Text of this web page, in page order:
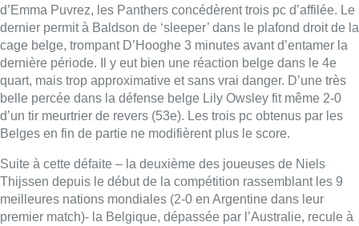
d’Emma Puvrez, les Panthers concédèrent trois pc d’affilée. Le
dernier permit à Baldson de ‘sleeper’ dans le plafond droit de la
cage belge, trompant D’Hooghe 3 minutes avant d’entamer la
dernière période. Il y eut bien une réaction belge dans le 4e
quart, mais trop approximative et sans vrai danger. D’une très
belle percée dans la défense belge Lily Owsley fit même 2-0
d’un tir meurtrier de revers (53e). Les trois pc obtenus par les
Belges en fin de partie ne modifièrent plus le score.
Suite à cette défaite – la deuxième des joueuses de Niels
Thijssen depuis le début de la compétition rassemblant les 9
meilleures nations mondiales (2-0 en Argentine dans leur
premier match)- la Belgique, dépassée par l’Australie, recule à